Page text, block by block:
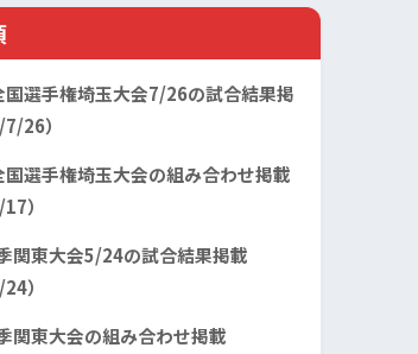
選手権埼玉大会7/26の試合結果掲
26）
選手権埼玉大会の組み合わせ掲載
）
関東大会5/24の試合結果掲載
）
関東大会の組み合わせ掲載